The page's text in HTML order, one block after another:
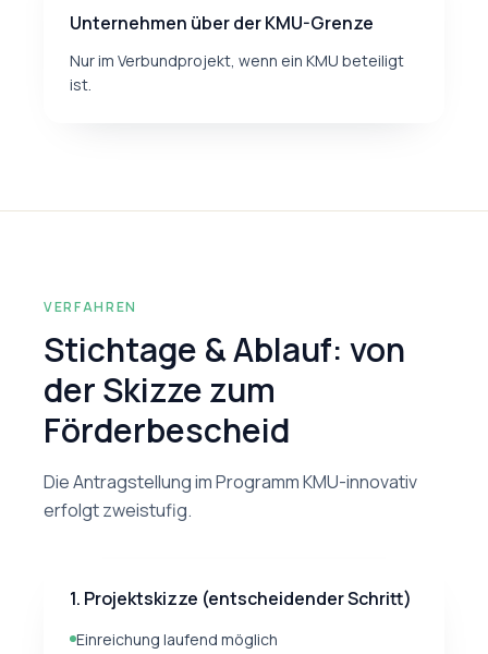
Unternehmen über der KMU-Grenze
Nur im Verbundprojekt, wenn ein KMU beteiligt
ist.
VERFAHREN
Stichtage & Ablauf: von
der Skizze zum
Förderbescheid
Die Antragstellung im Programm KMU-innovativ
erfolgt zweistufig.
1. Projektskizze (entscheidender Schritt)
Einreichung laufend möglich